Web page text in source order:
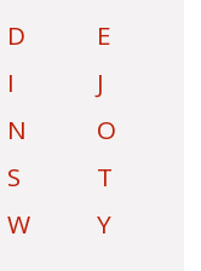
D
E
I
J
N
O
S
T
W
Y